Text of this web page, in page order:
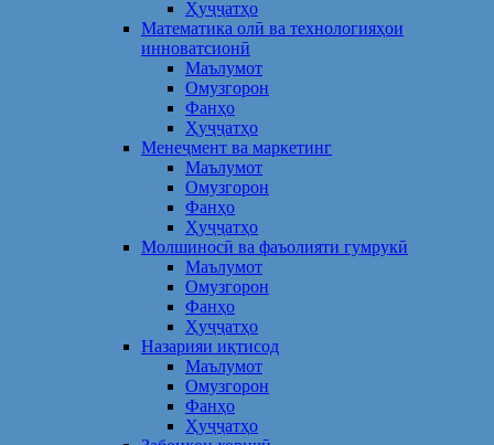
Ҳуҷҷатҳо
Математика олӣ ва технологияҳои
инноватсионӣ
Маълумот
Омузгорон
Фанҳо
Ҳуҷҷатҳо
Менеҷмент ва маркетинг
Маълумот
Омузгорон
Фанҳо
Ҳуҷҷатҳо
Молшиносӣ ва фаъолияти гумрукӣ
Маълумот
Омузгорон
Фанҳо
Ҳуҷҷатҳо
Назарияи иқтисод
Маълумот
Омузгорон
Фанҳо
Ҳуҷҷатҳо